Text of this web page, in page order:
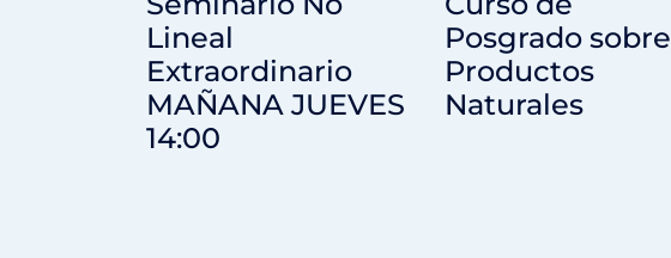
Lineal
Extraordinario
MAÑANA JUEVES
14:00
Posgrado sobre
Productos
Naturales